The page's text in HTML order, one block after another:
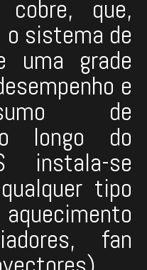
que,
sistema de
uma grade
e
de
longo do
instala-se
tipo
fan